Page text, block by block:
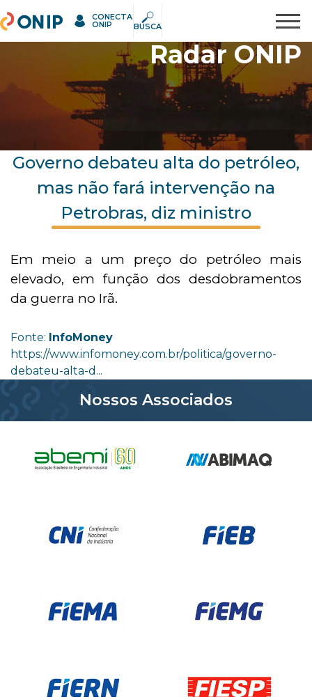
Pesquisar
ONIP CONECTA
ONIP BUSCA
Radar ONIP
Governo debateu alta do petróleo,
mas não fará intervenção na
Petrobras, diz ministro
Em meio a um preço do petróleo mais
elevado, em função dos desdobramentos
da guerra no Irã.
Fonte: InfoMoney
https://www.infomoney.com.br/politica/governo-
debateu-alta-d...
Nossos Associados